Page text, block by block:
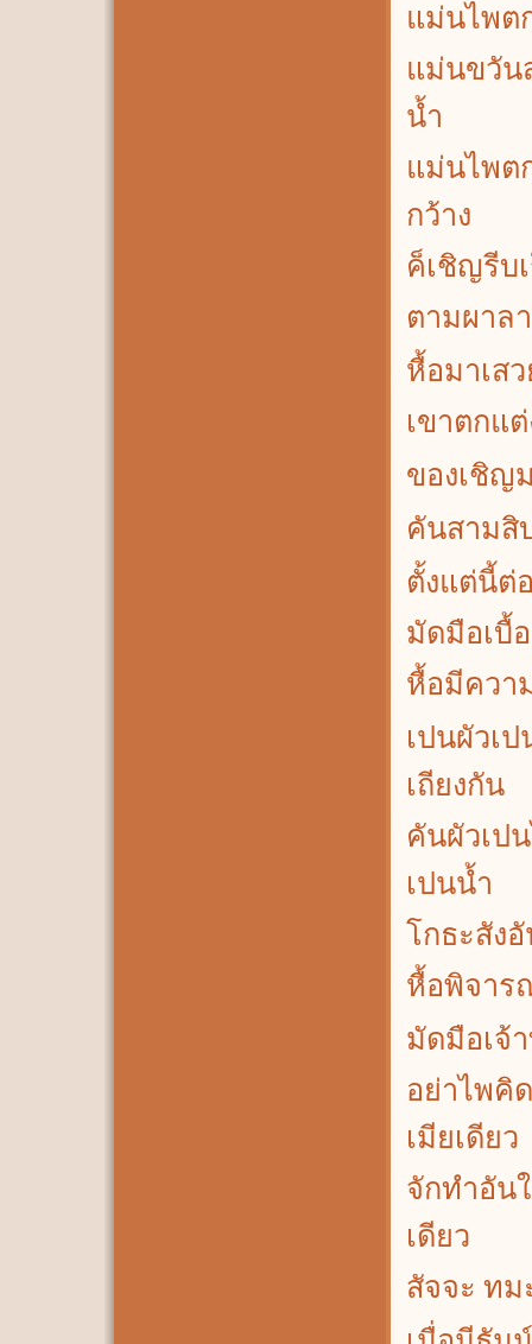
แม่นไพต
แม่นขวัน
น้ำ
แม่นไพต
กว้าง
ค็เชิญรีบ
ตามผาล
หื้อมาเส
เขาตกแ
ของเชิญ
คันสามสิ
ตั้งแต่นี้ต่
มัดมือเบื้
หื้อมีควา
เปนผัวเ
เถียงกัน
คันผัวเป
เปนน้ำ
โกธะสัง
หื้อพิจาร
มัดมือเจ้
อย่าไพคิ
เมียเดียว
จักทำอัน
เดียว
สัจจะ ท